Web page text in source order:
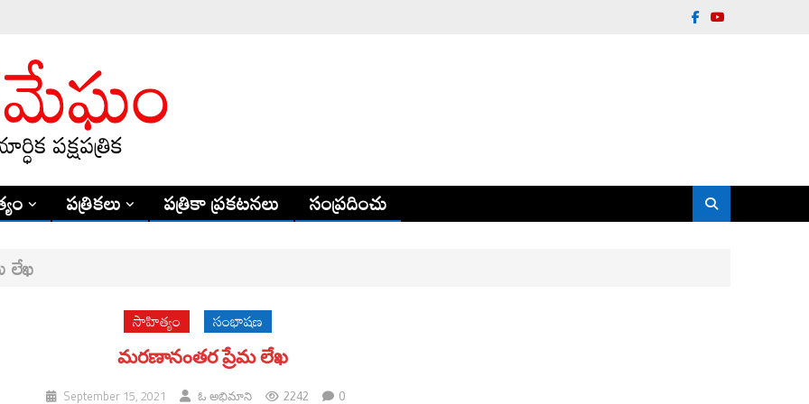
పత్రికలు పత్రికా ప్రకటనలు సంప్రదించు
లేఖ
సాహిత్యం సంభాషణ
మరణానంతర ప్రేమ లేఖ
September 15, 2021 ఓ అభిమాని 2242 0